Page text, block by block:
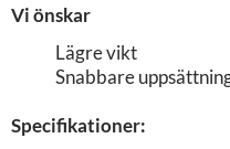
Vi önskar
Lägre vikt
Snabbare
Specifikationer: